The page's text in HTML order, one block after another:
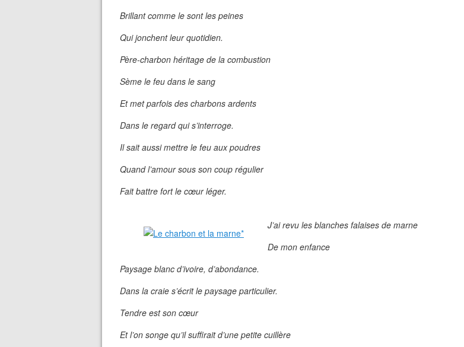
Brillant comme le sont les peines
Qui jonchent leur quotidien.
Père-charbon héritage de la combustion
Sème le feu dans le sang
Et met parfois des charbons ardents
Dans le regard qui s’interroge.
Il sait aussi mettre le feu aux poudres
Quand l’amour sous son coup régulier
Fait battre fort le cœur léger.
J’ai revu les blanches falaises de marne
De mon enfance
Paysage blanc d’ivoire, d’abondance.
Dans la craie s’écrit le paysage particulier.
Tendre est son cœur
Et l’on songe qu’il suffirait d’une petite cuillère